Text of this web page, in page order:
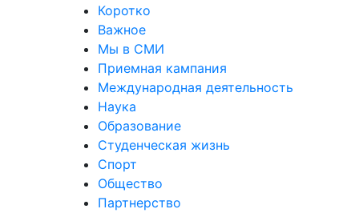
Коротко
Важное
Мы в СМИ
Приемная кампания
Международная деятельность
Наука
Образование
Студенческая жизнь
Спорт
Общество
Партнерство